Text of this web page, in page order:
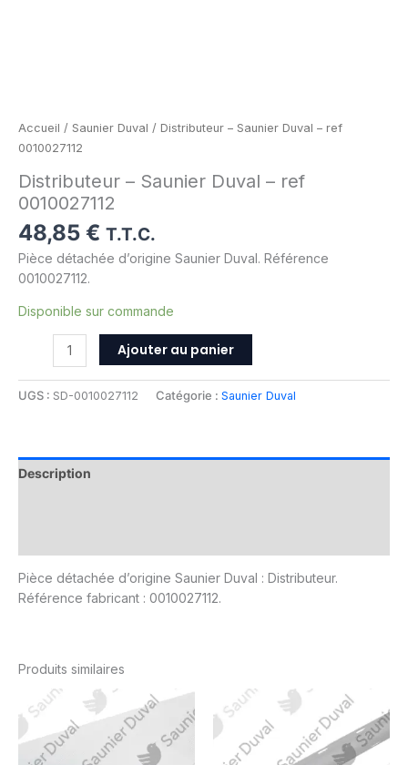
Accueil / Saunier Duval / Distributeur – Saunier Duval – ref
0010027112
Distributeur – Saunier Duval – ref
0010027112
48,85 € T.T.C.
Pièce détachée d’origine Saunier Duval. Référence
0010027112.
Disponible sur commande
Ajouter au panier
UGS : SD-0010027112 Catégorie : Saunier Duval
Description
Pièce détachée d’origine Saunier Duval : Distributeur.
Référence fabricant : 0010027112.
Produits similaires